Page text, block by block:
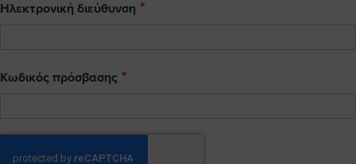
Ηλεκτρονική διεύθυνση
Κωδικός πρόσβασης